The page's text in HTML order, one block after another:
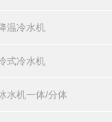
温冷水机
式冷水机
水机一体/分体